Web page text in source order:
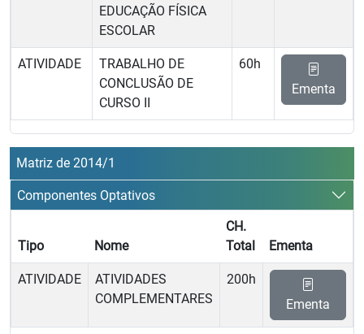
EDUCAÇÃO FÍSICA
ESCOLAR
ATIVIDADE
TRABALHO DE
CONCLUSÃO DE
CURSO II
60h
Ementa
Matriz de 2014/1
Componentes Optativos
Tipo Nome
CH.
Total
Ementa
ATIVIDADE
ATIVIDADES
COMPLEMENTARES
200h
Ementa